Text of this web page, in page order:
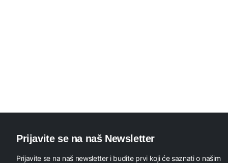
Prijavite se na naš Newsletter
Prijavite se na naš newsletter i budite prvi koji će saznati o našim